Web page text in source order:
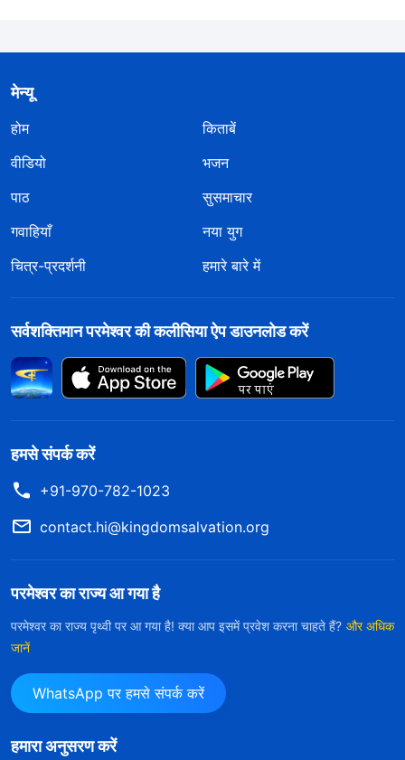
मेन्यू
होम
किताबें
वीडियो
भजन
पाठ
सुसमाचार
गवाहियाँ
नया युग
चित्र-प्रदर्शनी
हमारे बारे में
सर्वशक्तिमान परमेश्वर की कलीसिया ऐप डाउनलोड करें
हमसे संपर्क करें
+91-970-782-1023
contact.hi@kingdomsalvation.org
परमेश्वर का राज्य आ गया है
परमेश्वर का राज्य पृथ्वी पर आ गया है! क्या आप इसमें प्रवेश करना चाहते हैं? और अधिक
जानें
WhatsApp पर हमसे संपर्क करें
हमारा अनुसरण करें